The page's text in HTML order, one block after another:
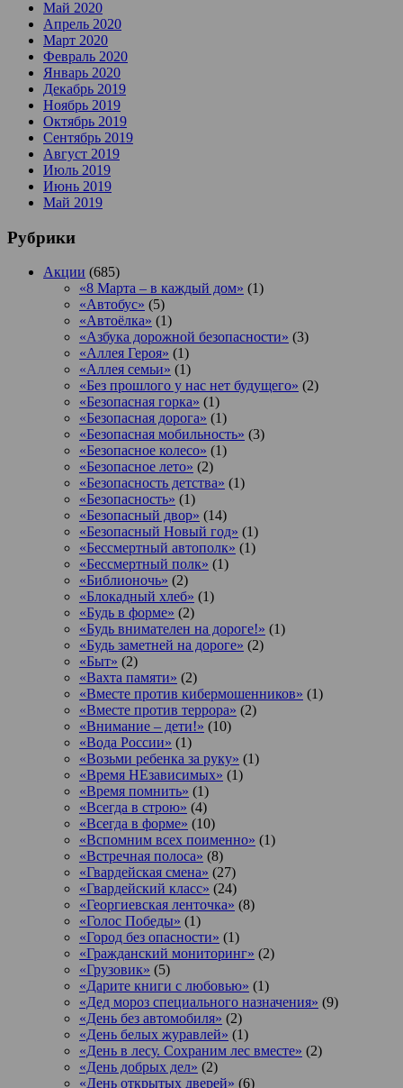
Май 2020
Апрель 2020
Март 2020
Февраль 2020
Январь 2020
Декабрь 2019
Ноябрь 2019
Октябрь 2019
Сентябрь 2019
Август 2019
Июль 2019
Июнь 2019
Май 2019
Рубрики
Акции (685)
«8 Марта – в каждый дом» (1)
«Автобус» (5)
«Автоёлка» (1)
«Азбука дорожной безопасности» (3)
«Аллея Героя» (1)
«Аллея семьи» (1)
«Без прошлого у нас нет будущего» (2)
«Безопасная горка» (1)
«Безопасная дорога» (1)
«Безопасная мобильность» (3)
«Безопасное колесо» (1)
«Безопасное лето» (2)
«Безопасность детства» (1)
«Безопасность» (1)
«Безопасный двор» (14)
«Безопасный Новый год» (1)
«Бессмертный автополк» (1)
«Бессмертный полк» (1)
«Библионочь» (2)
«Блокадный хлеб» (1)
«Будь в форме» (2)
«Будь внимателен на дороге!» (1)
«Будь заметней на дороге» (2)
«Быт» (2)
«Вахта памяти» (2)
«Вместе против кибермошенников» (1)
«Вместе против террора» (2)
«Внимание – дети!» (10)
«Вода России» (1)
«Возьми ребенка за руку» (1)
«Время НЕзависимых» (1)
«Время помнить» (1)
«Всегда в строю» (4)
«Всегда в форме» (10)
«Вспомним всех поименно» (1)
«Встречная полоса» (8)
«Гвардейская смена» (27)
«Гвардейский класс» (24)
«Георгиевская ленточка» (8)
«Голос Победы» (1)
«Город без опасности» (1)
«Гражданский мониторинг» (2)
«Грузовик» (5)
«Дарите книги с любовью» (1)
«Дед мороз специального назначения» (9)
«День без автомобиля» (2)
«День белых журавлей» (1)
«День в лесу. Сохраним лес вместе» (2)
«День добрых дел» (2)
«День открытых дверей» (6)